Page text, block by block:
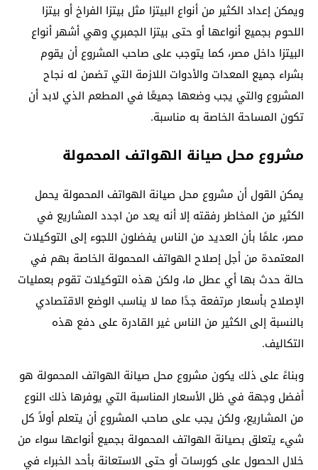
ويمكن إعداد الكثير من أنواع البيتزا مثل بيتزا الفراخ أو بيتزا
اللحوم بجميع أنواعها أو حتى بيتزا الجمبري وهي أشهر أنواع
البيتزا داخل مصر، كما يتوجب على صاحب المشروع أن يقوم
بشراء جميع المعدات والأدوات اللازمة التي تضمن له نجاح
المشروع والتي يجب وضعها جميعًا في المطعم الذي لابد أن
تكون المساحة الخاصة به مناسبة.
مشروع محل صيانة الهواتف المحمولة
يمكن القول أن مشروع محل صيانة الهواتف المحمولة يحمل
الكثير من المخاطر رفقته إلا أنه يعد من اجدد المشاريع في
مصر، علمًا بأن العديد من الناس يفضلون اللجوء إلى التوكيلات
المعتمدة من أجل إصلاح الهواتف المحمولة الخاصة بهم في
حالة حدث بها أي عطل ما، ولكن هذه التوكيلات تقوم بعمليات
الإصلاح بأسعار مرتفعة جدًا مما لا يناسب الوضع الاقتصادي
بالنسبة إلى الكثير من الناس غير القادرة على دفع هذه
التكاليف.
وبناءً على ذلك يكون مشروع محل صيانة الهواتف المحمولة هو
أفضل وجهة في ظل الأسعار المناسبة التي يوفرها ذلك النوع
من المشاريع، ولكن يجب على صاحب المشروع أن يتعلم أولاً كل
شيء يتعلق بصيانة الهواتف المحمولة بجميع أنواعها سواء من
خلال الحصول على كورسات أو حتى الاستعانة بأحد الخبراء في